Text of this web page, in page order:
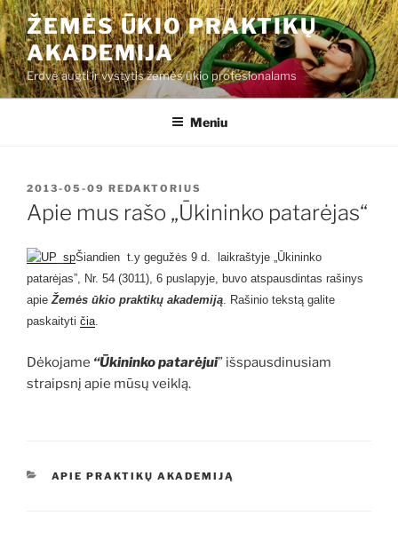
Eiti
prie
turinio
ŽEMĖS ŪKIO PRAKTIKŲ
AKADEMIJA
Erdvė augti ir vystytis žemės ūkio profesionalams
Meniu
PASKELBTA
2013-05-09 REDAKTORIUS
Apie mus rašo „Ūkininko patarėjas“
Šiandien t.y gegužės 9 d. laikraštyje „Ūkininko
patarėjas”, Nr. 54 (3011), 6 puslapyje, buvo atspausdintas rašinys
apie Žemės ūkio praktikų akademiją. Rašinio tekstą galite
paskaityti čia.
Dėkojame “Ūkininko patarėjui” išspausdinusiam
straipsnį apie mūsų veiklą.
KATEGORIJOS
APIE PRAKTIKŲ AKADEMIJĄ